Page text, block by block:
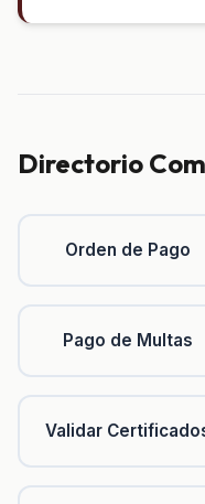
Directorio
Orden de Pago
Pago de Multas
Validar